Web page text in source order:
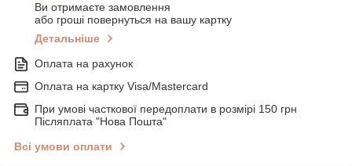
Ви отримаєте замовлення
або гроші повернуться на вашу картку
Детальніше
Оплата на рахунок
Оплата на картку Visa/Mastercard
При умові часткової передоплати в розмірі 150 грн
Післяплата "Нова Пошта"
Всі умови оплати